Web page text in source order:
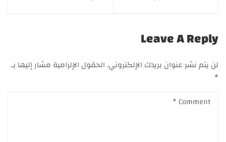
أكاديمية GATE
بالإسكندرية | أكاديمية
Leave A Reply
لن يتم نشر عنوان بريدك الإلكتروني.الحقول الإلزامية مشار إليها بـ
*